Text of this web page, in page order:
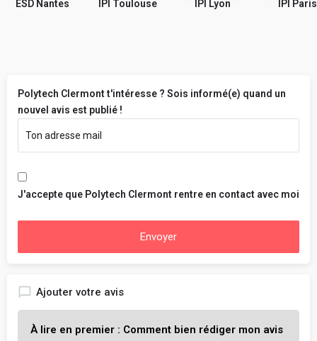
ESD Nantes IPI Toulouse IPI Lyon IPI Paris
Polytech Clermont t'intéresse ? Sois informé(e) quand un
nouvel avis est publié !
J'accepte que Polytech Clermont rentre en contact avec moi
Envoyer
Ajouter votre avis
À lire en premier : Comment bien rédiger mon avis